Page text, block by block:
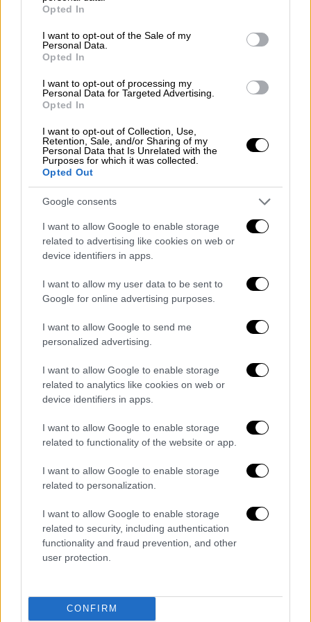
use your data for below specified purposes in below Google
consent section.
Opted In
I want to opt-out of the Sale of my
Personal Data.
Opted In
I want to opt-out of processing my
Personal Data for Targeted Advertising.
Opted In
I want to opt-out of Collection, Use,
Retention, Sale, and/or Sharing of my
Personal Data that Is Unrelated with the
Purposes for which it was collected.
Opted Out
Google consents
I want to allow Google to enable storage
related to advertising like cookies on web or
device identifiers in apps.
I want to allow my user data to be sent to
Google for online advertising purposes.
I want to allow Google to send me
personalized advertising.
I want to allow Google to enable storage
related to analytics like cookies on web or
device identifiers in apps.
I want to allow Google to enable storage
related to functionality of the website or app.
I want to allow Google to enable storage
related to personalization.
I want to allow Google to enable storage
related to security, including authentication
functionality and fraud prevention, and other
user protection.
CONFIRM
η Lynn είχε πάει στο νοσοκομείο
διαπίστωσαν ότι είχεσοβαρή αναιμίαως
αποτέλεσμα του επανειλημμένου βιασμού
#لين_طالب
طفلة صغيرة،عمرها ٦
شرعيين اثبتو حالة الاعتداء عليها.
لين لما وصلت عالمستشفى كانت مصابة
بفقر دم حاد نتيجة النزيف لانو تم اعتداء
جنسي عليها متكرر.
لين كانت عند بيت جدها لانو اهلها انفصلو.
لهون وصل الاجرام!
pic.twitter.com/ebhuGVZVOr
July 1,
2023
Το υπουργείο Υγείας του Λιβάνου δήλωσε
ότι συμμετέχει επίσης στις έρευνες και ότι
θα παράσχει στις αρμόδιες Αρχές ό,τι
χρειάζονται.
συλλήψεις.
Οι Λιβανέζοι κατέκλυσαν μεμηνύματατα
μέσα κοινωνικής δικτύωσης
για
αυτό που συνέβη σε ένα μικρό παιδί.
ΟΛΕΣ ΟΙ ΕΙΔΗΣΕΙΣ
άνθρωποι εγκαταλείπουν τον
καταυλισμό προσφύγων στην Τζενίν -